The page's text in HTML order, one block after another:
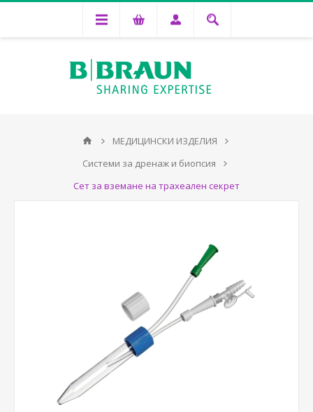
МЕДИЦИНСКИ ИЗДЕЛИЯ
Системи за дренаж и биопсия
Сет за вземане на трахеален секрет